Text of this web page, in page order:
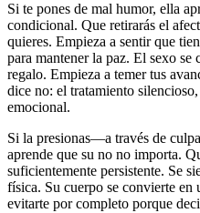
Si te pones de mal humor, ella
condicional. Que retirarás el
quieres. Empieza a sentir que
para mantener la paz. El sexo
regalo. Empieza a temer tus
dice no: el tratamiento
emocional.
Si la presionas—a través de
aprende que su no no importa.
suficientemente persistente. Se
física. Su cuerpo se convierte en
evitarte por completo porque